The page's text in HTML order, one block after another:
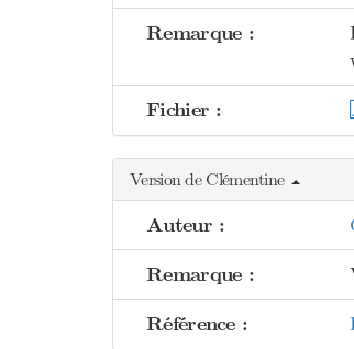
Remarque :
Fichier :
Version de Clémentine
Auteur :
Remarque :
Référence :